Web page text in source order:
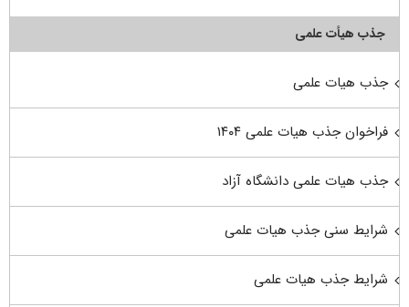
جذب هیأت علمی
جذب هیات علمی
فراخوان جذب هیات علمی ۱۴۰۴
جذب هیات علمی دانشگاه آزاد
شرایط سنی جذب هیات علمی
شرایط جذب هیات علمی